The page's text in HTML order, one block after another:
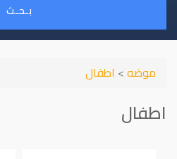
بـحـث
موضه> اطفال
اطفال